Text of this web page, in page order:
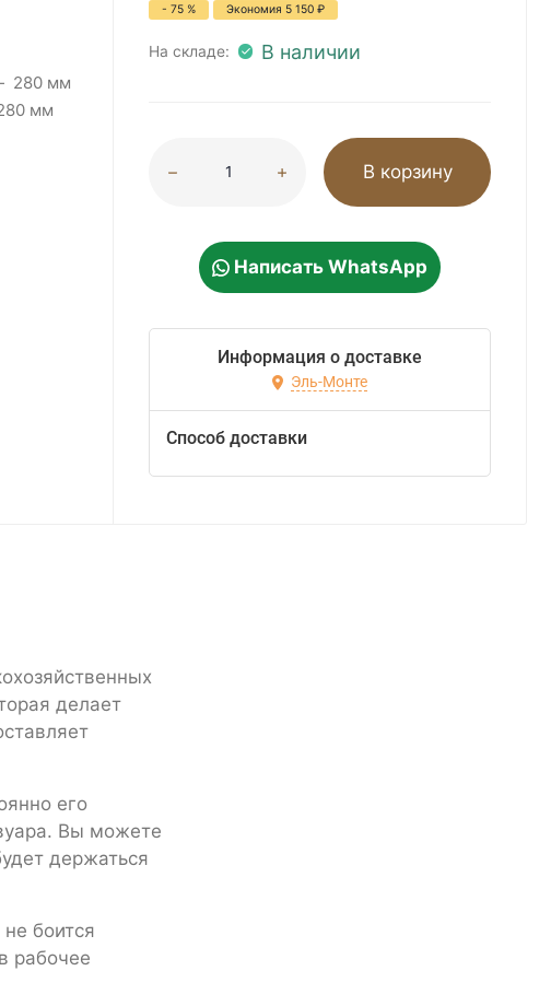
280 мм
мм
- 75 % Экономия 5 150 ₽
На складе: В наличии
В корзину
Написать WhatsApp
Информация о доставке
Эль-Монте
Способ доставки
делает
его
Вы можете
держаться
боится
рабочее